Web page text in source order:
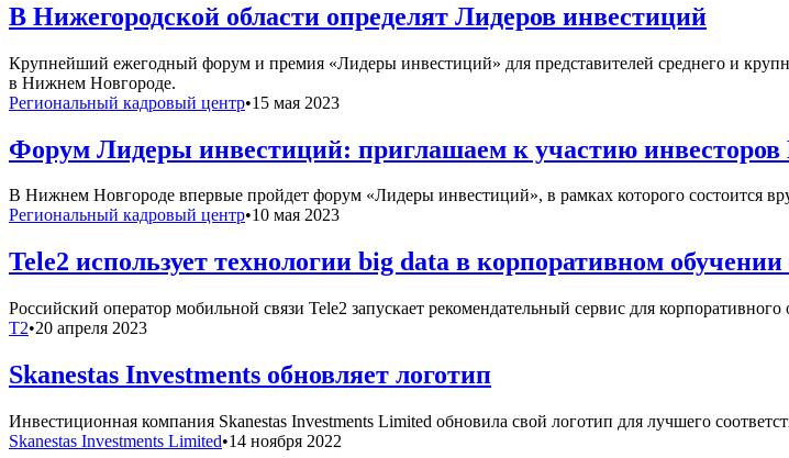
В Нижегородской области определят Лидеров инвестиций
Крупнейший ежегодный форум и премия «Лидеры инвестиций» для представителей среднего и
в Нижнем Новгороде.
Региональный кадровый центр•15 мая 2023
Форум Лидеры инвестиций: приглашаем к участию инвесторов
В Нижнем Новгороде впервые пройдет форум «Лидеры инвестиций», в рамках которого состоится
Региональный кадровый центр•10 мая 2023
Tele2 использует технологии big data в корпоративном обучении
Российский оператор мобильной связи Tele2 запускает рекомендательный сервис для
T2•20 апреля 2023
Skanestas Investments обновляет логотип
Инвестиционная компания Skanestas Investments Limited обновила свой логотип для лучшего
Skanestas Investments Limited•14 ноября 2022